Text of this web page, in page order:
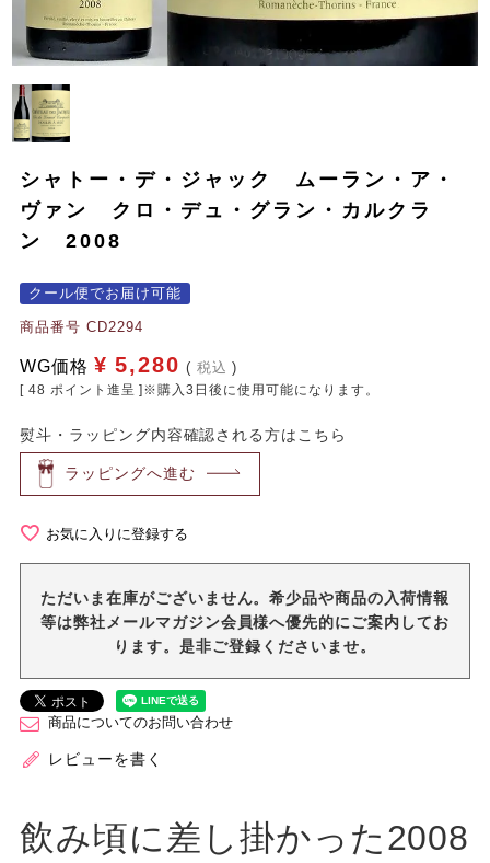
シャトー・デ・ジャック ムーラン・ア・
ヴァン クロ・デュ・グラン・カルクラ
ン 2008
クール便でお届け可能
商品番号 CD2294
WG価格 ¥ 5,280 税込
[ 48 ポイント進呈 ]※購入3日後に使用可能になります。
熨斗・ラッピング内容確認される方はこちら
ラッピングへ進む
お気に入りに登録する
ただいま在庫がございません。希少品や商品の入荷情報
等は弊社メールマガジン会員様へ優先的にご案内してお
ります。是非ご登録くださいませ。
商品についてのお問い合わせ
レビューを書く
飲み頃に差し掛かった2008